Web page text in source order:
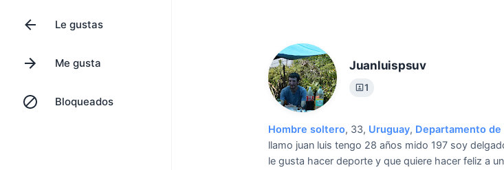
Le gustas
Me gusta
Bloqueados
Juanluispsuv
1
Hombre soltero, 33, Uruguay, Departamento
llamo juan luis tengo 28 años mido 197 soy
le gusta hacer deporte y que quiere hacer feliz a